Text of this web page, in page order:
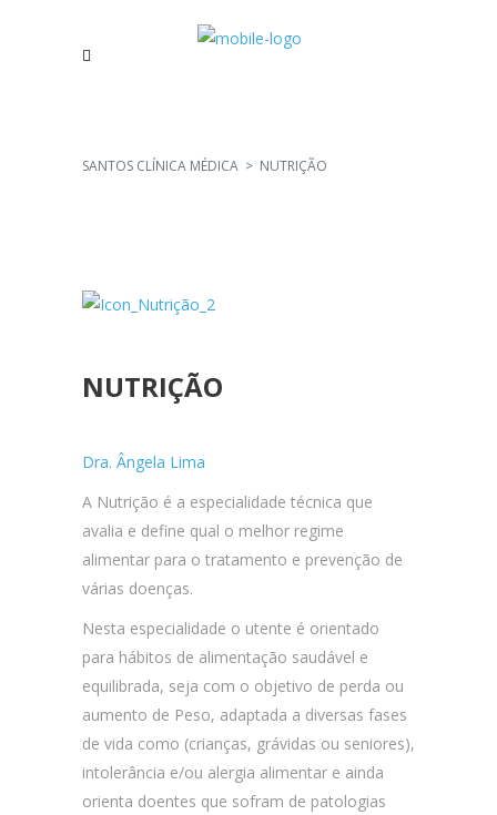
SANTOS CLÍNICA MÉDICA > NUTRIÇÃO
NUTRIÇÃO
Dra. Ângela Lima
A Nutrição é a especialidade técnica que
avalia e define qual o melhor regime
alimentar para o tratamento e prevenção de
várias doenças.
Nesta especialidade o utente é orientado
para hábitos de alimentação saudável e
equilibrada, seja com o objetivo de perda ou
aumento de Peso, adaptada a diversas fases
de vida como (crianças, grávidas ou seniores),
intolerância e/ou alergia alimentar e ainda
orienta doentes que sofram de patologias